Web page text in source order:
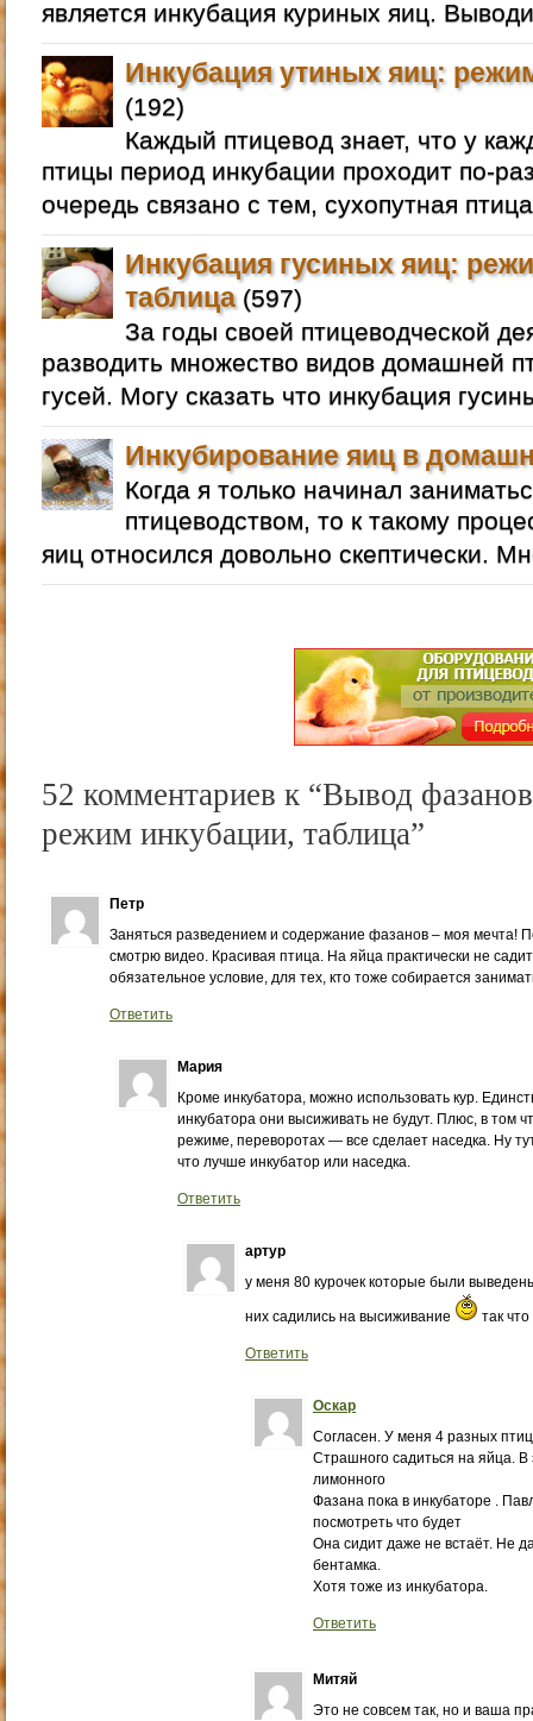
является инкубация куриных яиц.
Инкубация утиных яиц:
(192)
Каждый птицевод знает, что у
птицы период инкубации проходит по-
очередь связано с тем, сухопутная
Инкубация гусиных яиц:
таблица(597)
За годы своей птицеводческой
разводить множество видов домашней
гусей. Могу сказать что инкубация
Инкубирование яиц в
Когда я только начинал
птицеводством, то к такому
яиц относился довольно скептически.
52 комментариев к “Вывод
режим инкубации, таблица”
Петр
Заняться разведением и содержание фазанов – моя мечта!
смотрю видео. Красивая птица. На яйца практически не
обязательное условие, для тех, кто тоже собирается
Ответить
Мария
Кроме инкубатора, можно использовать кур.
инкубатора они высиживать не будут. Плюс, в том
режиме, переворотах — все сделает наседка. Ну
что лучше инкубатор или наседка.
Ответить
артур
у меня 80 курочек которые были
них садились на высиживание так
Ответить
Оскар
Согласен. У меня 4 разных
Страшного садиться на яйца. В
лимонного
Фазана пока в инкубаторе .
посмотреть что будет
Она сидит даже не встаёт. Не
бентамка.
Хотя тоже из инкубатора.
Ответить
Митяй
Это не совсем так, но и ваша